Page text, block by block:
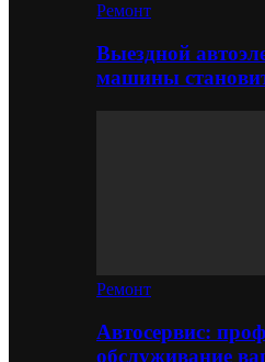
Ремонт
Выездной
машины
Ремонт
Автосервис:
обслуживание